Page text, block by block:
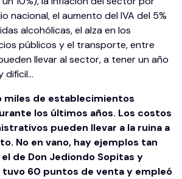
nacional, el aumento del IVA del 5%
alcohólicas, el alza en los
públicos y el transporte, entre
llevar al sector, a tener un año
difícil…
miles de establecimientos
los últimos años. Los costos
pueden llevar a la ruina a
No en vano, hay ejemplos tan
de Don Jediondo Sopitas y
tuvo 60 puntos de venta y empleó